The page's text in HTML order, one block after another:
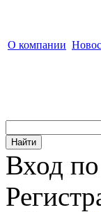
О компании
Вход по